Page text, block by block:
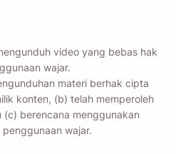
video yang bebas hak
wajar.
materi berhak cipta
konten, (b) telah memperoleh
berencana menggunakan
wajar.